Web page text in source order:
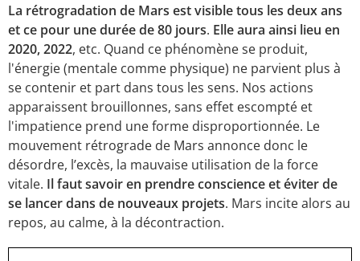
La rétrogradation de Mars est visible tous les deux ans
et ce pour une durée de 80 jours. Elle aura ainsi lieu en
2020, 2022, etc. Quand ce phénomène se produit,
l'énergie (mentale comme physique) ne parvient plus à
se contenir et part dans tous les sens. Nos actions
apparaissent brouillonnes, sans effet escompté et
l'impatience prend une forme disproportionnée. Le
mouvement rétrograde de Mars annonce donc le
désordre, l’excès, la mauvaise utilisation de la force
vitale. Il faut savoir en prendre conscience et éviter de
se lancer dans de nouveaux projets. Mars incite alors au
repos, au calme, à la décontraction.